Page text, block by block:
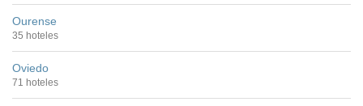
Ourense
35 hoteles
Oviedo
71 hoteles